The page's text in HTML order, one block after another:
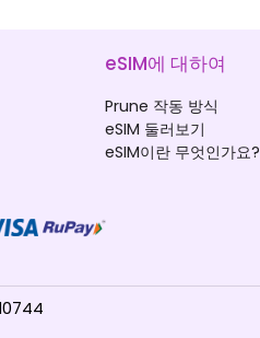
eSIM에 대하여
Prune 작동 방식
eSIM 둘러보기
eSIM이란 무엇인가요?